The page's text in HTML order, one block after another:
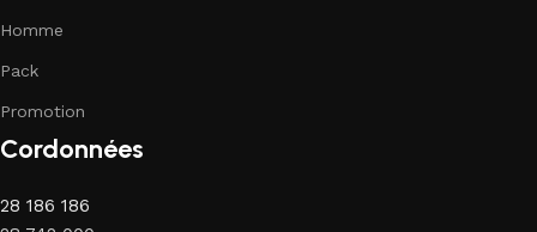
Homme
Pack
Promotion
Cordonnées
28 186 186